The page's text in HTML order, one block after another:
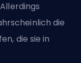
die
die siein